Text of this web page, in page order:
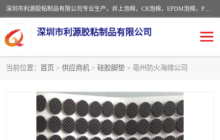
深圳市利源胶粘制品有限公司专业生产，井上泡棉，CR泡棉，EPDM泡棉，PORON泡棉厚度剖切，公差正负0.1mm，硅胶条，脚垫，异形一次成型，雕刻EVA海绵；包装材料:精密仪器、医疗器具、运输时缓冲、防震材料。建筑:住房装潢材料、房屋门窗密封；轻便、强韧性：轻便并且具有较强的韧性，良好的耐油性与耐溶剂性。隔热性：导热性低具有优越的保温性，具有的回弹性。
深圳市利源胶粘制品有限公司
当前位置： 首页 > 供应商机 > 硅胶脚垫 > 亳州防火海绵公司
PORON泡棉 防火海绵
EVA珍珠棉异形 硅胶脚垫